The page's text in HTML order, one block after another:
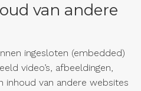
van andere
ingesloten (embedded)
video’s, afbeeldingen,
inhoud van andere websites